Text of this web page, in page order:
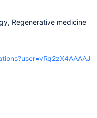
Regenerative medicine